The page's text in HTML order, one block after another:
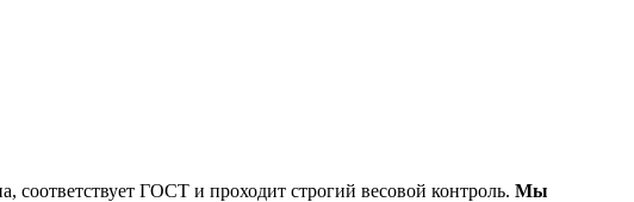
ГОСТ и проходит строгий весовой контроль. Мы